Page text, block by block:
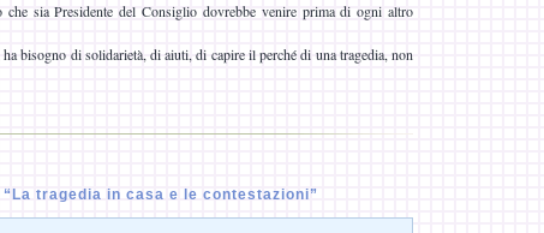
sia Presidente del Consiglio dovrebbe venire prima di ogni altro
bisogno di solidarietà, di aiuti, di capire il perché di una tragedia, non
tragedia in casa e le contestazioni”